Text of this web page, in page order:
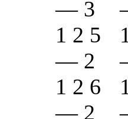
— 3
1 2 5
— 2
1 2 6
— 2